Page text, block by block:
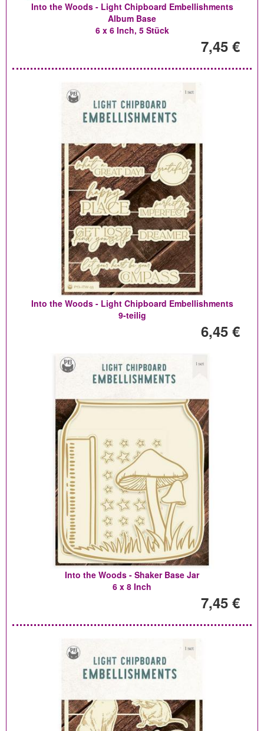
Into the Woods - Light Chipboard Embellishments
Album Base
6 x 6 Inch, 5 Stück
7,45 €
Into the Woods - Light Chipboard Embellishments
9-teilig
6,45 €
Into the Woods - Shaker Base Jar
6 x 8 Inch
7,45 €